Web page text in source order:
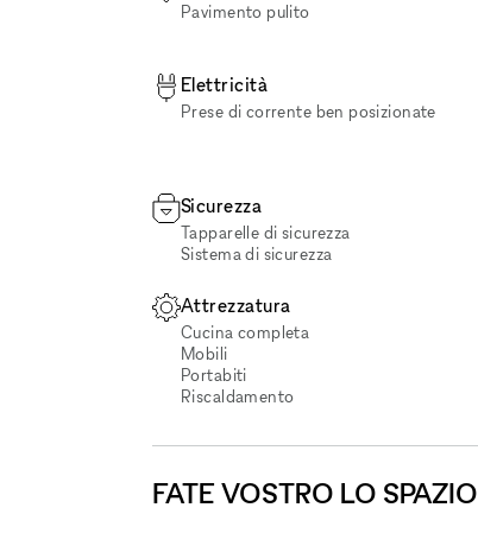
Pavimento pulito
Elettricità
Prese di corrente ben posizionate
Sicurezza
Tapparelle di sicurezza
Sistema di sicurezza
Attrezzatura
Cucina completa
Mobili
Portabiti
Riscaldamento
FATE VOSTRO LO SPAZIO